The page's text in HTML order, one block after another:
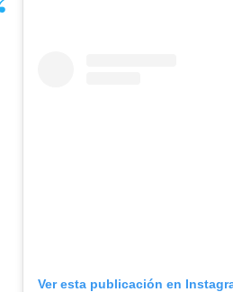
Ver esta publicación en